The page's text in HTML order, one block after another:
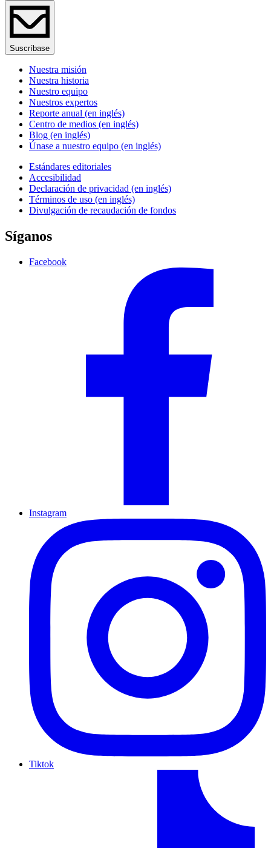
Suscríbase
Nuestra misión
Nuestra historia
Nuestro equipo
Nuestros expertos
Reporte anual (en inglés)
Centro de medios (en inglés)
Blog (en inglés)
Únase a nuestro equipo (en inglés)
Estándares editoriales
Accesibilidad
Declaración de privacidad (en inglés)
Términos de uso (en inglés)
Divulgación de recaudación de fondos
Síganos
Facebook
Instagram
Tiktok